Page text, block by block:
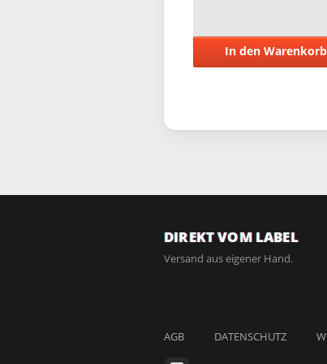
In den Warenkorb
DIREKT VOM LABEL
Versand aus eigener Hand.
AGB DATENSCHUTZ